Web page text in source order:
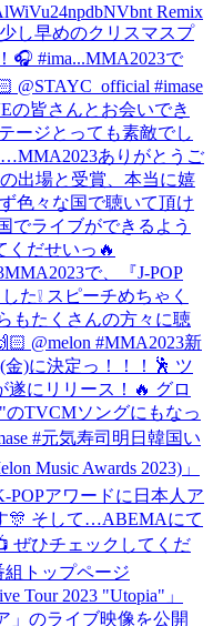
Remix
し早めのクリスマスプ
🎧 #ima...MMA2023で
@STAYC_official #imase
の皆さんとお会いでき
ージとっても素敵でし
ありがとうご
出場と受賞、本当に嬉
色々な国で聴いて頂け
でライブができるよう
くだせいっ🔥
MMA2023で、『J-POP
た❕ スピーチめちゃく
もたくさんの方々に聴
@melon #MMA2023新
)に決定っ！！！🕺 ツ
にリリース！🔥 グロ
TVCMソングにもなっ
#元気寿司 明日韓国い
Music Awards 2023)」
POPアワードに日本人ア
🎊 そして…ABEMAにて
ぜひチェックしてくだ
組トップページ
Tour 2023 "Utopia"」
」のライブ映像を公開